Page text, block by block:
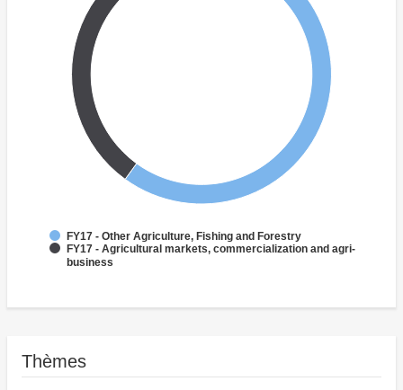
FY17 - Other Agriculture, Fishing and Forestry
FY17 - Agricultural markets, commercialization and agri-
business
Thèmes